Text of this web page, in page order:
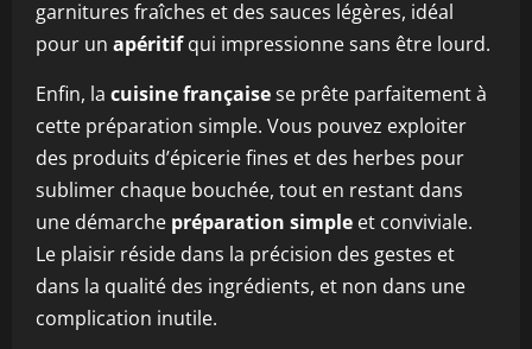
garnitures fraîches et des sauces légères, idéal
pour un apéritifqui impressionne sans être lourd.
Enfin, la cuisine françaisese prête parfaitement à
cette préparation simple. Vous pouvez exploiter
des produits d’épicerie fines et des herbes pour
sublimer chaque bouchée, tout en restant dans
une démarche préparation simple et conviviale.
Le plaisir réside dans la précision des gestes et
dans la qualité des ingrédients, et non dans une
complication inutile.